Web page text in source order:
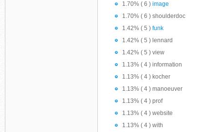
1.70% ( 6 ) image
1.70% ( 6 ) shoulderdoc
1.42% ( 5 ) funk
1.42% ( 5 ) lennard
1.42% ( 5 ) view
1.13% ( 4 ) information
1.13% ( 4 ) kocher
1.13% ( 4 ) manoeuver
1.13% ( 4 ) prof
1.13% ( 4 ) website
1.13% ( 4 ) with